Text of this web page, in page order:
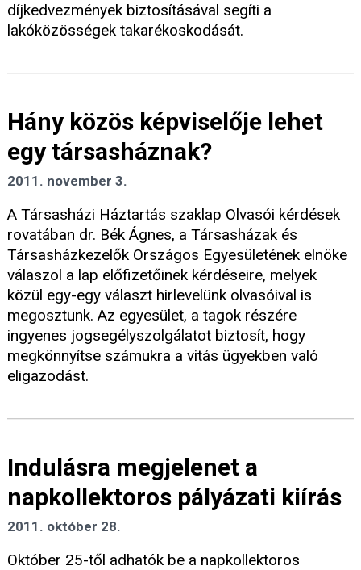
díjkedvezmények biztosításával segíti a
lakóközösségek takarékoskodását.
Hány közös képviselője lehet
egy társasháznak?
2011. november 3.
A Társasházi Háztartás szaklap Olvasói kérdések
rovatában dr. Bék Ágnes, a Társasházak és
Társasházkezelők Országos Egyesületének elnöke
válaszol a lap előfizetőinek kérdéseire, melyek
közül egy-egy választ hirlevelünk olvasóival is
megosztunk. Az egyesület, a tagok részére
ingyenes jogsegélyszolgálatot biztosít, hogy
megkönnyítse számukra a vitás ügyekben való
eligazodást.
Indulásra megjelenet a
napkollektoros pályázati kiírás
2011. október 28.
Október 25-től adhatók be a napkollektoros